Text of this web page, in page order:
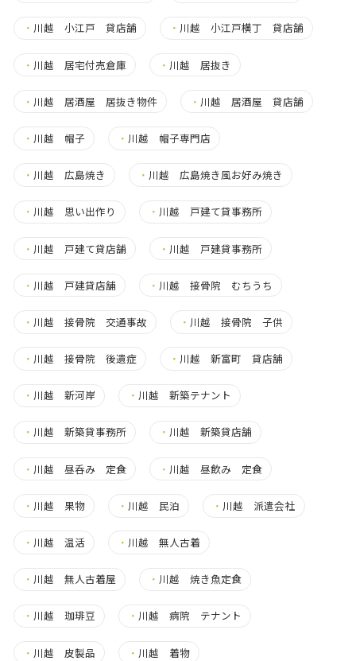
・ 川越 小江戸 貸店舗 ・ 川越 小江戸横丁 貸店舗
・ 川越 居宅付売倉庫 ・ 川越 居抜き
・ 川越 居酒屋 居抜き物件 ・ 川越 居酒屋 貸店舗
・ 川越 帽子 ・ 川越 帽子専門店
・ 川越 広島焼き ・ 川越 広島焼き風お好み焼き
・ 川越 思い出作り ・ 川越 戸建て貸事務所
・ 川越 戸建て貸店舗 ・ 川越 戸建貸事務所
・ 川越 戸建貸店舗 ・ 川越 接骨院 むちうち
・ 川越 接骨院 交通事故 ・ 川越 接骨院 子供
・ 川越 接骨院 後遺症 ・ 川越 新富町 貸店舗
・ 川越 新河岸 ・ 川越 新築テナント
・ 川越 新築貸事務所 ・ 川越 新築貸店舗
・ 川越 昼呑み 定食 ・ 川越 昼飲み 定食
・ 川越 果物 ・ 川越 民泊 ・ 川越 派遣会社
・ 川越 温活 ・ 川越 無人古着
・ 川越 無人古着屋 ・ 川越 焼き魚定食
・ 川越 珈琲豆 ・ 川越 病院 テナント
・ 川越 皮製品 ・ 川越 着物